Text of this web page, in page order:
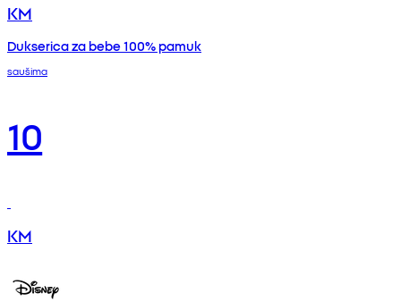
KM
Dukserica za bebe 100% pamuk
saušima
10
KM